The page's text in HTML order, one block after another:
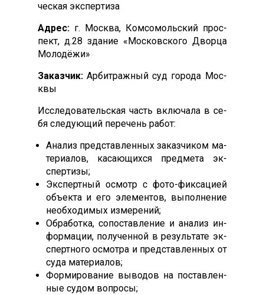
чес­кая эк­спер­ти­за
Ад­рес:г. Мос­ква, Ком­со­моль­ский прос­
пект, д.28 зда­ние «Мос­ков­ско­го Двор­ца
Мо­лодё­жи»
За­каз­чик:Ар­битраж­ный суд го­рода Мос­
квы
Ис­сле­дова­тель­ская часть вклю­чала в се­
бя сле­ду­ющий пе­речень ра­бот:
Ана­лиз пред­став­ленных за­каз­чи­ком ма­
тери­алов, ка­са­ющих­ся пред­ме­та эк­
спер­ти­зы;
Эк­спертный ос­мотр с фо­то-фик­са­ци­ей
объ­ек­та и его эле­мен­тов, вы­пол­не­ние
не­об­хо­димых из­ме­рений;
Об­ра­бот­ка, со­пос­тавле­ние и ана­лиз ин­
форма­ции, по­лучен­ной в ре­зуль­та­те эк­
спертно­го ос­мотра и пред­став­ленных от
су­да ма­тери­алов;
Фор­ми­рова­ние вы­водов на пос­тавлен­
ные су­дом воп­ро­сы;